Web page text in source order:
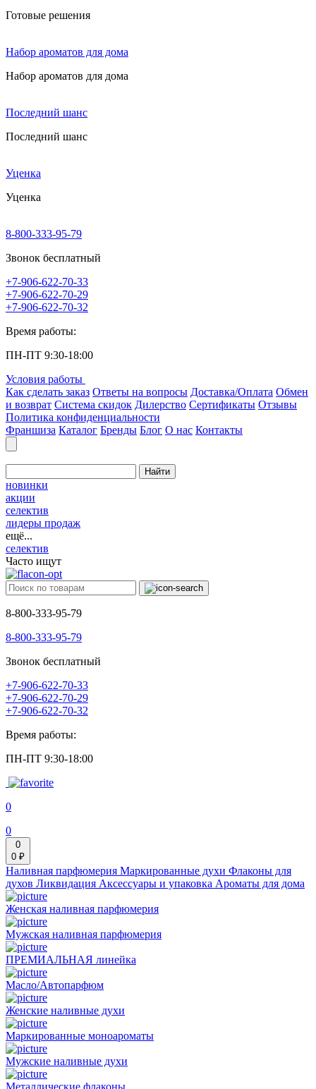
Готовые решения
Набор ароматов для дома
Набор ароматов для дома
Последний шанс
Последний шанс
Уценка
Уценка
8-800-333-95-79
Звонок бесплатный
+7-906-622-70-33
+7-906-622-70-29
+7-906-622-70-32
Время работы:
ПН-ПТ 9:30-18:00
Условия работы
Как сделать заказ Ответы на вопросы Доставка/Оплата Обмен
и возврат Система скидок Дилерство Сертификаты Отзывы
Политика конфиденциальности
Франшиза Каталог Бренды Блог О нас Контакты
Найти
новинки
акции
селектив
лидеры продаж
ещё...
селектив
Часто ищут
8-800-333-95-79
8-800-333-95-79
Звонок бесплатный
+7-906-622-70-33
+7-906-622-70-29
+7-906-622-70-32
Время работы:
ПН-ПТ 9:30-18:00
0
0
0
0 ₽
Наливная парфюмерия Маркированные духи Флаконы для
духов Ликвидация Аксессуары и упаковка Ароматы для дома
Женская наливная парфюмерия
Мужская наливная парфюмерия
ПРЕМИАЛЬНАЯ линейка
Масло/Автопарфюм
Женские наливные духи
Маркированные моноароматы
Мужские наливные духи
Металлические флаконы